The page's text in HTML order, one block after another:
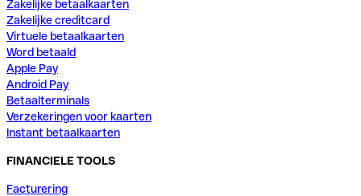
Zakelijke betaalkaarten
Zakelijke creditcard
Virtuele betaalkaarten
Word betaald
Apple Pay
Android Pay
Betaalterminals
Verzekeringen voor kaarten
Instant betaalkaarten
FINANCIELE TOOLS
Facturering